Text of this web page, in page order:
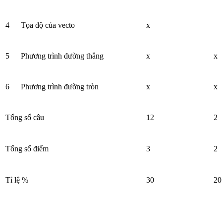
4 Tọa độ của vecto x
5 Phương trình đường thẳng x x
6 Phương trình đường tròn x x
Tổng số câu 12 2
Tổng số điểm 3 2
Tỉ lệ % 30 20